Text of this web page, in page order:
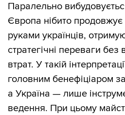
Паралельно
Європа нібито продовжує
руками українців,
стратегічні переваги
втрат. У такій
головним бенефіціаром
а Україна — лише
ведення. При цьому